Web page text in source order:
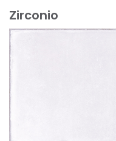
Zirconio